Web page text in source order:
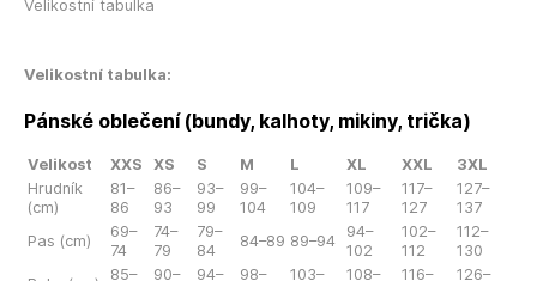
Velikostní tabulka
Velikostní tabulka:
Pánské oblečení (bundy, kalhoty, mikiny, trička)
Velikost XXS XS S M L XL XXL
3XL
Hrudník
(cm)
81–
86
86–
93
93–
99
99–
104
104–
109
109–
117
117–
127
127–
137
Pas (cm)
69–
74
74–
79
79–
84
84–89 89–94
94–
102
102–
112
112–
130
85– 90– 94– 98– 103– 108– 116– 126–